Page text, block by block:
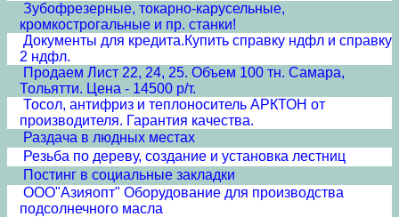
Зубофрезерные, токарно-карусельные,
кромкострогальные и пр. станки!
Документы для кредита.Купить справку ндфл и справку
2 ндфл.
Продаем Лист 22, 24, 25. Объем 100 тн. Самара,
Тольятти. Цена - 14500 р/т.
Тосол, антифриз и теплоноситель АРКТОН от
производителя. Гарантия качества.
Раздача в людных местах
Резьба по дереву, создание и установка лестниц
Постинг в социальные закладки
ООО"Азияопт" Оборудование для производства
подсолнечного масла